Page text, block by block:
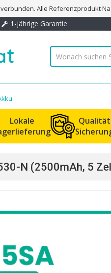
Alle Referenzprodukt
1-jährige Garantie
Lokale
Qualität
N (2500mAh, 5